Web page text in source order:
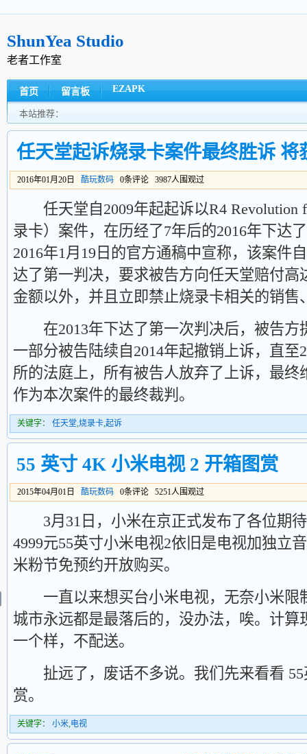
ShunYea Studio
老者工作室
首页 留言板 EZAPK
本站推荐：
任天堂起诉烧录卡案件最终胜诉 将
2016年01月20日 酷玩数码 0条评论 3987人围观过
任天堂自2009年起起诉以R4 Revolution
录卡）案件，在历经了7年后的2016年下达
2016年1月19日的官方通稿中宣称，该案件
达了第一判决，要求被告方向任天堂赔付高
金额以外，并且立即禁止烧录卡相关的销售
在2013年下达了第一次判决后，被告方
一部分被告陆续自2014年起撤销上诉，直至
所的法庭上，所有被告人放弃了上诉，最终
作为本次案件的最终裁判。
关键字： 任天堂,烧录卡,起诉
55 英寸 4K 小米电视 2 开箱图赏
2015年04月01日 酷玩数码 0条评论 5251人围观过
3月31日，小米在京正式发布了各位期待
4999元55英寸小米电视2依旧是电视加独立
米粉节免预约开放购买。
一直以来想买台小米电视，无奈小米限
城市永远都是最落后的，没办法，唉。计算
一个样，不配送。
扯远了，废话不多说。我们先来看看 55
赏。
关键字： 小米,电视